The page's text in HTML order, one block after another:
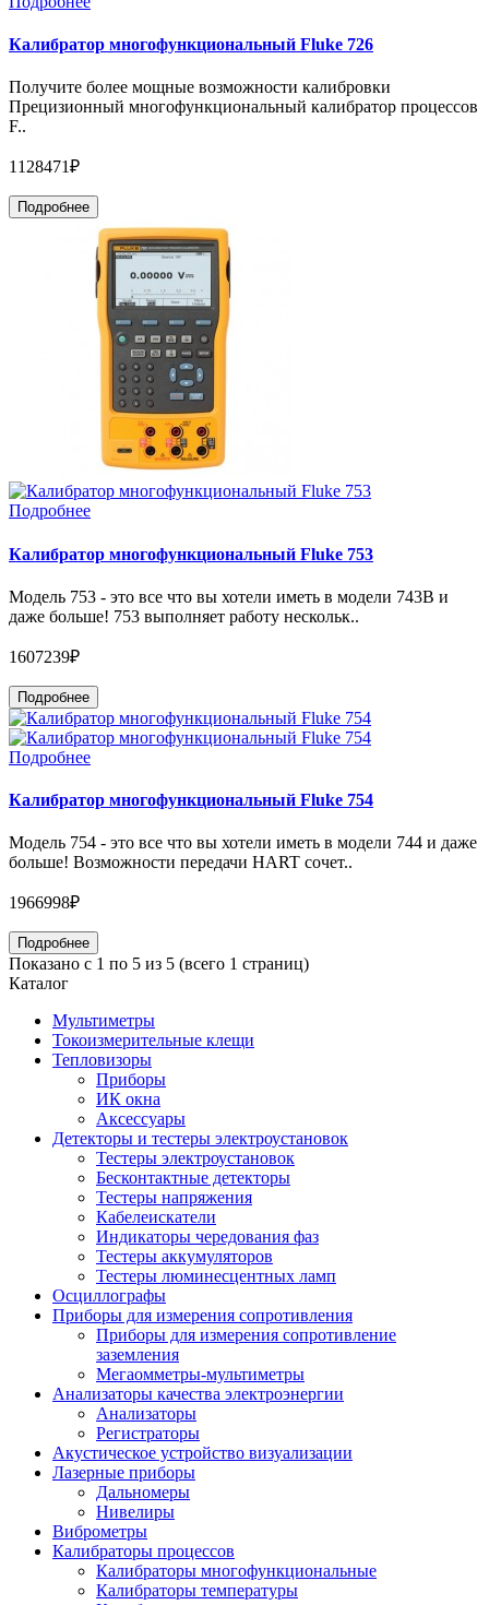
Калибратор многофункциональный Fluke 726
Получите более мощные возможности калибровки
Прецизионный многофункциональный калибратор процессов
F..
1128471₽
Подробнее
Подробнее
Калибратор многофункциональный Fluke 753
Mодель 753 - это все что вы хотели иметь в модели 743В и
даже больше! 753 выполняет работу нескольк..
1607239₽
Подробнее
Подробнее
Калибратор многофункциональный Fluke 754
Mодель 754 - это все что вы хотели иметь в модели 744 и даже
больше! Возможности передачи HART сочет..
1966998₽
Подробнее
Показано с 1 по 5 из 5 (всего 1 страниц)
Каталог
Мультиметры
Токоизмерительные клещи
Тепловизоры
Приборы
ИК окна
Аксессуары
Детекторы и тестеры электроустановок
Тестеры электроустановок
Бесконтактные детекторы
Тестеры напряжения
Кабелеискатели
Индикаторы чередования фаз
Тестеры аккумуляторов
Тестеры люминесцентных ламп
Осциллографы
Приборы для измерения сопротивления
Приборы для измерения сопротивление
заземления
Мегаомметры-мультиметры
Анализаторы качества электроэнергии
Анализаторы
Регистраторы
Акустическое устройство визуализации
Лазерные приборы
Дальномеры
Нивелиры
Виброметры
Калибраторы процессов
Калибраторы многофункциональные
Калибраторы температуры